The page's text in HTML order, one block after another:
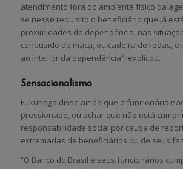
atendimento fora do ambiente físico da
se nesse requisito o beneficiário que já
proximidades da dependência, nas
conduzido de maca, ou cadeira de rodas, e
ao interior da dependência”, explicou.
Sensacionalismo
Fukunaga disse ainda que o funcionário
pressionado, ou achar que não está
responsabilidade social por causa de
extremadas de beneficiários ou de seus
“O Banco do Brasil e seus funcionários